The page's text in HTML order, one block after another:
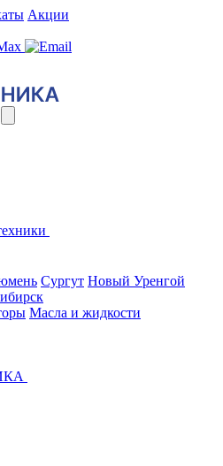
Акции
Сургут Новый Уренгой
Масла и жидкости